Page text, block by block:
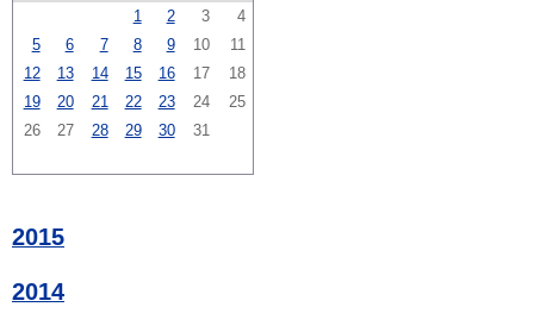
1
2 3
4
5
6 7 8 9 10
11
12
13 14 15 16 17
18
19
20 21 22 23 24
25
26
27 28 29 30 31
2015
2014